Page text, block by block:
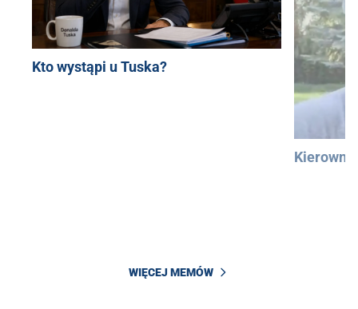
Kto wystąpi u Tuska?
WIĘCEJ MEMÓW